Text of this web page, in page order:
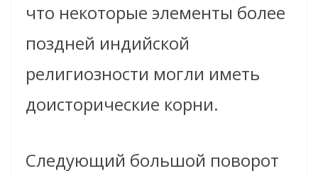
что некоторые элементы более
поздней индийской
религиозности могли иметь
доисторические корни.
Следующий большой поворот